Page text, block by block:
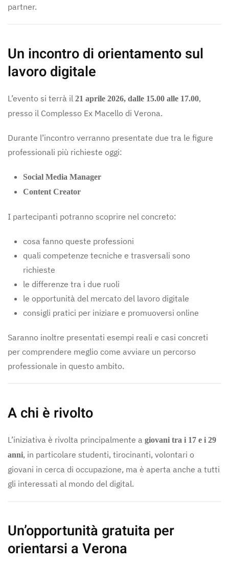
partner.
Un incontro di orientamento sul
lavoro digitale
L’evento si terrà il 21 aprile 2026, dalle 15.00 alle 17.00,
presso il Complesso Ex Macello di Verona.
Durante l’incontro verranno presentate due tra le figure
professionali più richieste oggi:
Social Media Manager
Content Creator
I partecipanti potranno scoprire nel concreto:
cosa fanno queste professioni
quali competenze tecniche e trasversali sono
richieste
le differenze tra i due ruoli
le opportunità del mercato del lavoro digitale
consigli pratici per iniziare e promuoversi online
Saranno inoltre presentati esempi reali e casi concreti
per comprendere meglio come avviare un percorso
professionale in questo ambito.
A chi è rivolto
L’iniziativa è rivolta principalmente a giovani tra i 17 e i 29
anni, in particolare studenti, tirocinanti, volontari o
giovani in cerca di occupazione, ma è aperta anche a tutti
gli interessati al mondo del digital.
Un’opportunità gratuita per
orientarsi a Verona